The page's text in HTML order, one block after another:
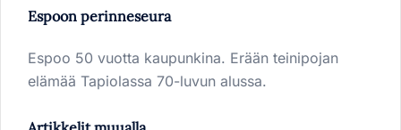
Espoon perinneseura
Espoo 50 vuotta kaupunkina. Erään teinipojan
elämää Tapiolassa 70-luvun alussa.